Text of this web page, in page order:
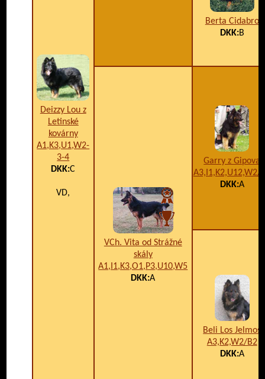
Deizzy Lou z
Letinské
kovárny
A1,K3,U1,W2-
3-4
DKK:C
VD,
Berta Cidabro
DKK:B
VCh. Vita od Strážné
skály
A1,I1,K3,O1,P3,U10,W5
DKK:A
Garry z Gipova
A3,I1,K2,U12,W2/
DKK:A
Beli Los Jelmos
A3,K2,W2/B2
DKK:A